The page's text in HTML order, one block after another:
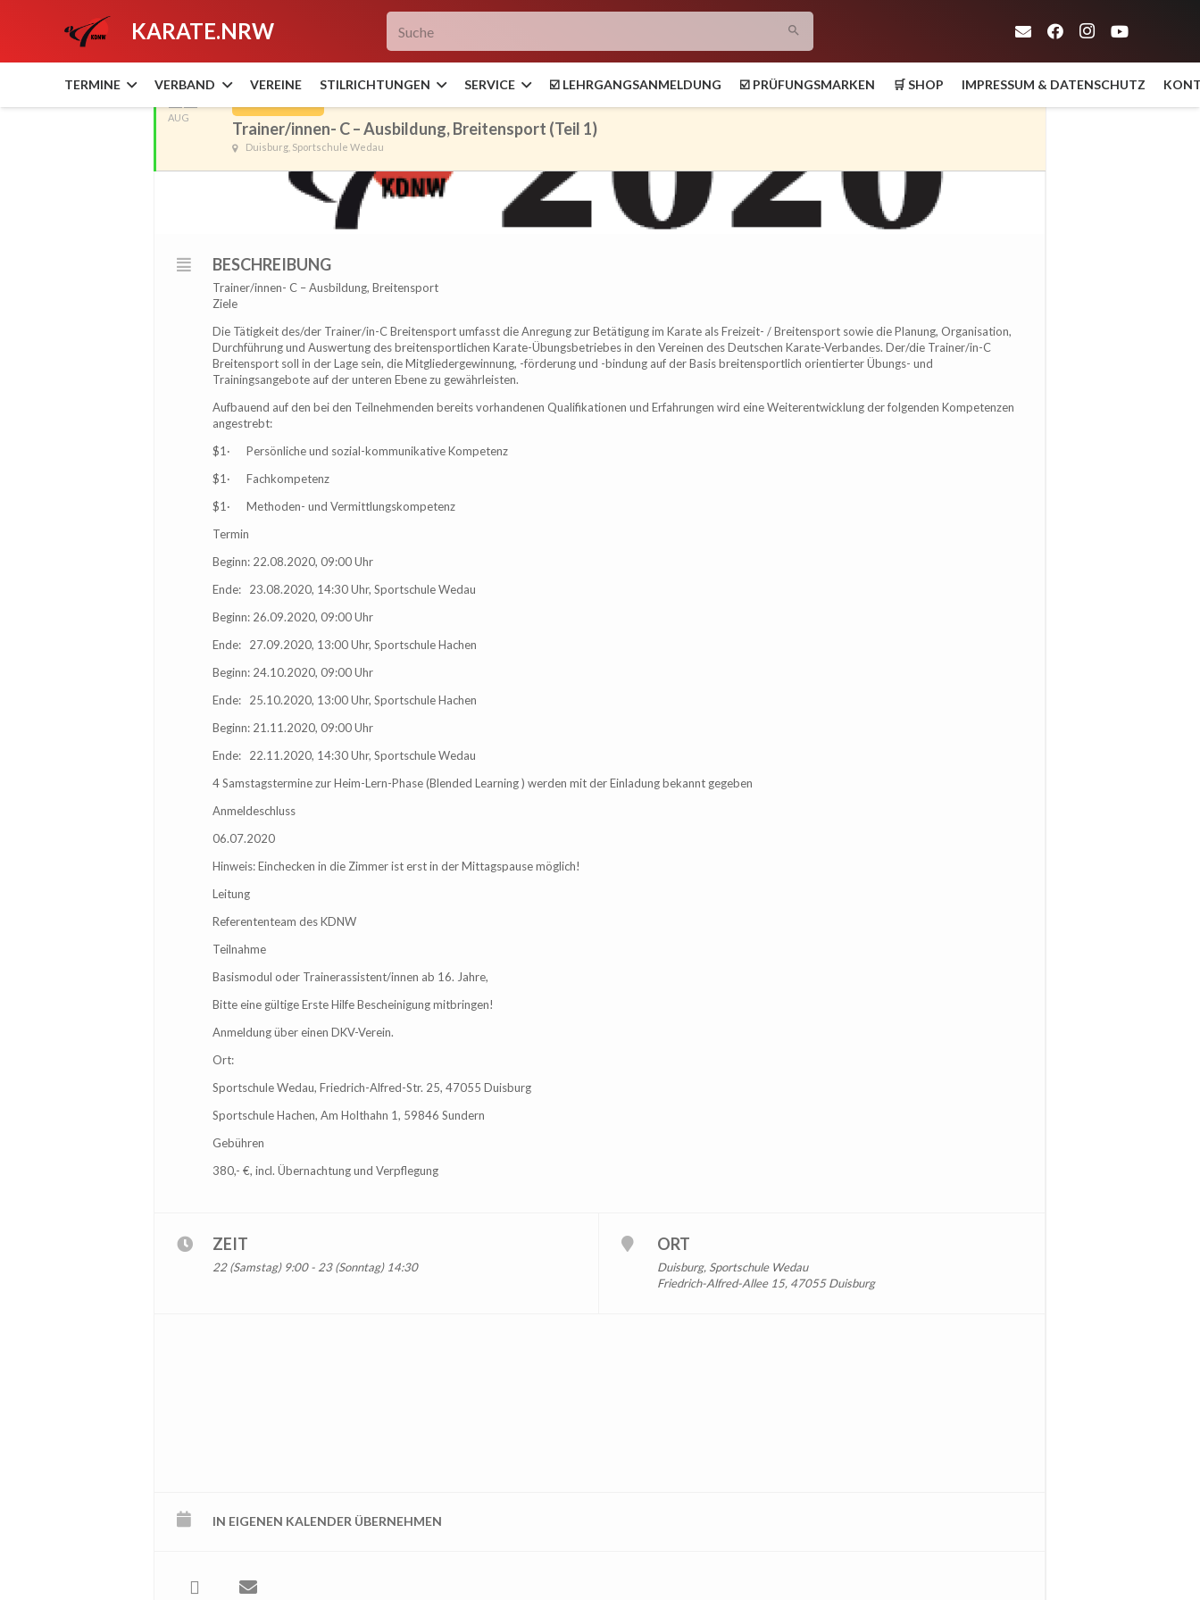
KARATE.NRW search
TERMINE VERBAND VEREINE STILRICHTUNGEN SERVICE ☑️ LEHRGANGSANMELDUNG ☑️ PRÜFUNGSMARKEN 🛒 SHOP IMPRESSUM & DATENSCHUTZ
AUGUST, 2020
22
AUG
23
Trainer/innen- C – Ausbildung, Breitensport (Teil 1)
Duisburg, Sportschule Wedau
BESCHREIBUNG
Trainer/innen- C – Ausbildung, Breitensport
Ziele
Die Tätigkeit des/der Trainer/in-C Breitensport umfasst die Anregung zur Betätigung im Karate als Freizeit- / Breitensport sowie die Planung, Organisation,
Durchführung und Auswertung des breitensportlichen Karate-Übungsbetriebes in den Vereinen des Deutschen Karate-Verbandes. Der/die Trainer/in-C
Breitensport soll in der Lage sein, die Mitgliedergewinnung, -förderung und -bindung auf der Basis breitensportlich orientierter Übungs- und
Trainingsangebote auf der unteren Ebene zu gewährleisten.
Aufbauend auf den bei den Teilnehmenden bereits vorhandenen Qualifikationen und Erfahrungen wird eine Weiterentwicklung der folgenden Kompetenzen
angestrebt:
$1· Persönliche und sozial-kommunikative Kompetenz
$1· Fachkompetenz
$1· Methoden- und Vermittlungskompetenz
Termin
Beginn: 22.08.2020, 09:00 Uhr
Ende: 23.08.2020, 14:30 Uhr, Sportschule Wedau
Beginn: 26.09.2020, 09:00 Uhr
Ende: 27.09.2020, 13:00 Uhr, Sportschule Hachen
Beginn: 24.10.2020, 09:00 Uhr
Ende: 25.10.2020, 13:00 Uhr, Sportschule Hachen
Beginn: 21.11.2020, 09:00 Uhr
Ende: 22.11.2020, 14:30 Uhr, Sportschule Wedau
4 Samstagstermine zur Heim-Lern-Phase (Blended Learning ) werden mit der Einladung bekannt gegeben
Anmeldeschluss
06.07.2020
Hinweis: Einchecken in die Zimmer ist erst in der Mittagspause möglich!
Leitung
Referententeam des KDNW
Teilnahme
Basismodul oder Trainerassistent/innen ab 16. Jahre,
Bitte eine gültige Erste Hilfe Bescheinigung mitbringen!
Anmeldung über einen DKV-Verein.
Ort:
Sportschule Wedau, Friedrich-Alfred-Str. 25, 47055 Duisburg
Sportschule Hachen, Am Holthahn 1, 59846 Sundern
Gebühren
380,- €, incl. Übernachtung und Verpflegung
ZEIT
22 (Samstag) 9:00 - 23 (Sonntag) 14:30
ORT
Duisburg, Sportschule Wedau
Friedrich-Alfred-Allee 15, 47055 Duisburg
IN EIGENEN KALENDER ÜBERNEHMEN